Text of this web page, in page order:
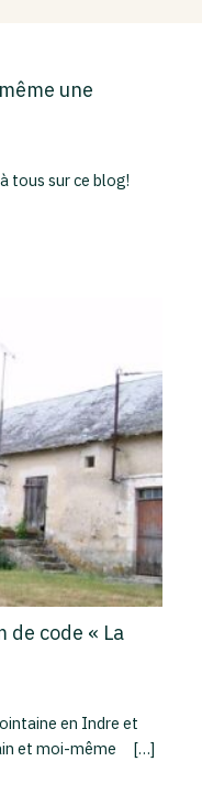
une
tous sur ce blog!
code « La
en Indre et
et moi-même […]